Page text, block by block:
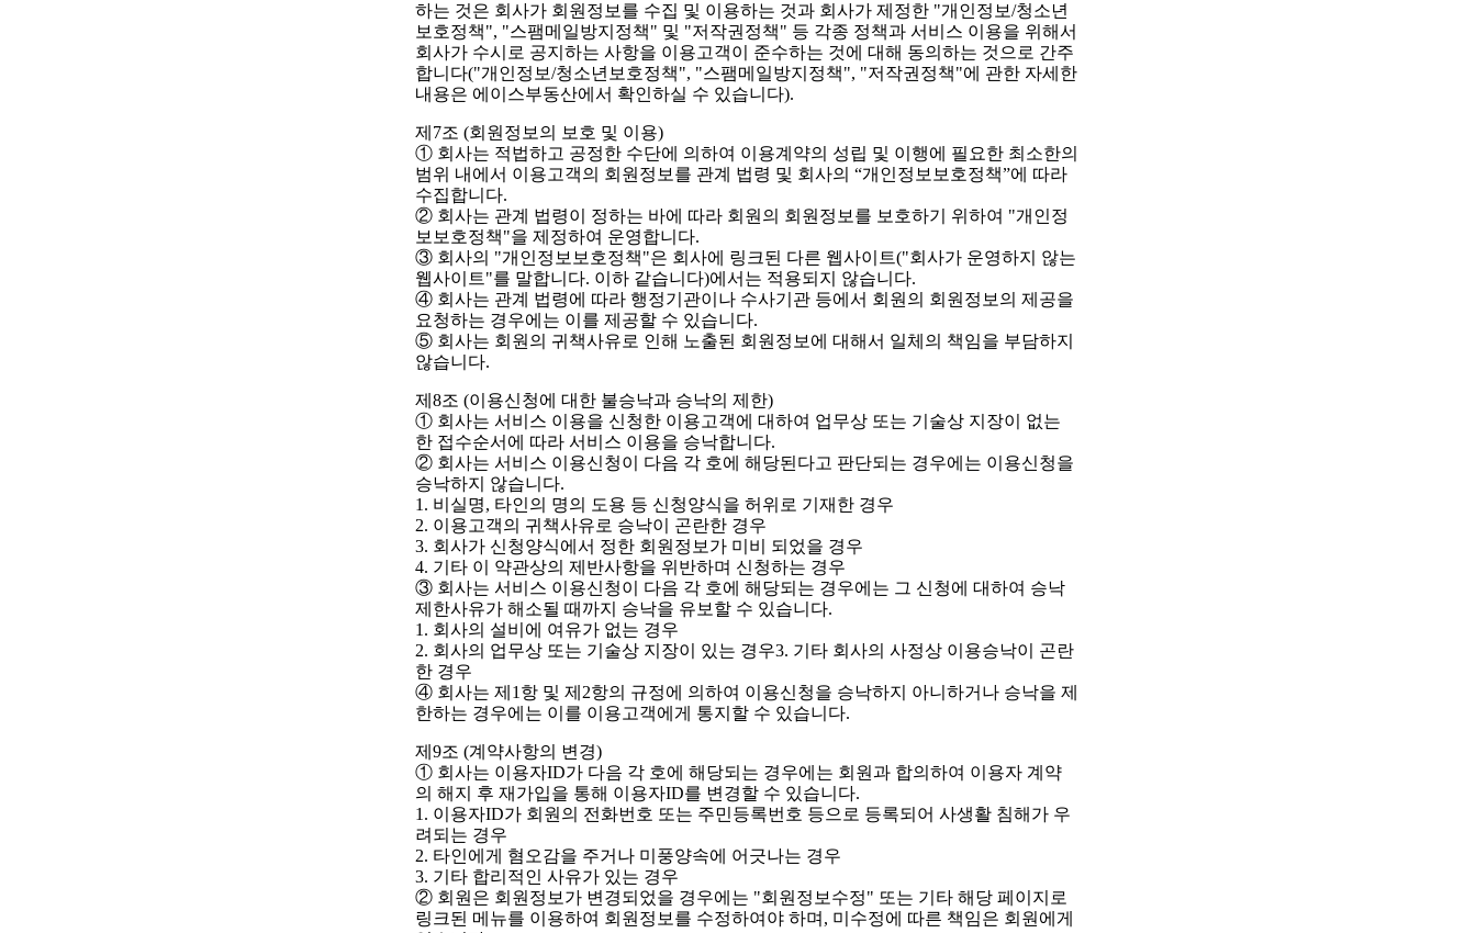
하는 것은 회사가 회원정보를 수집 및 이용하는 것과 회사가 제정한 "개인정보/청소년
보호정책", "스팸메일방지정책" 및 "저작권정책" 등 각종 정책과 서비스 이용을 위해서
회사가 수시로 공지하는 사항을 이용고객이 준수하는 것에 대해 동의하는 것으로 간주
합니다("개인정보/청소년보호정책", "스팸메일방지정책", "저작권정책"에 관한 자세한
내용은 에이스부동산에서 확인하실 수 있습니다).
제7조 (회원정보의 보호 및 이용)
① 회사는 적법하고 공정한 수단에 의하여 이용계약의 성립 및 이행에 필요한 최소한의
범위 내에서 이용고객의 회원정보를 관계 법령 및 회사의 “개인정보보호정책”에 따라
수집합니다.
② 회사는 관계 법령이 정하는 바에 따라 회원의 회원정보를 보호하기 위하여 "개인정
보보호정책"을 제정하여 운영합니다.
③ 회사의 "개인정보보호정책"은 회사에 링크된 다른 웹사이트("회사가 운영하지 않는
웹사이트"를 말합니다. 이하 같습니다)에서는 적용되지 않습니다.
④ 회사는 관계 법령에 따라 행정기관이나 수사기관 등에서 회원의 회원정보의 제공을
요청하는 경우에는 이를 제공할 수 있습니다.
⑤ 회사는 회원의 귀책사유로 인해 노출된 회원정보에 대해서 일체의 책임을 부담하지
않습니다.
제8조 (이용신청에 대한 불승낙과 승낙의 제한)
① 회사는 서비스 이용을 신청한 이용고객에 대하여 업무상 또는 기술상 지장이 없는
한 접수순서에 따라 서비스 이용을 승낙합니다.
② 회사는 서비스 이용신청이 다음 각 호에 해당된다고 판단되는 경우에는 이용신청을
승낙하지 않습니다.
1. 비실명, 타인의 명의 도용 등 신청양식을 허위로 기재한 경우
2. 이용고객의 귀책사유로 승낙이 곤란한 경우
3. 회사가 신청양식에서 정한 회원정보가 미비 되었을 경우
4. 기타 이 약관상의 제반사항을 위반하며 신청하는 경우
③ 회사는 서비스 이용신청이 다음 각 호에 해당되는 경우에는 그 신청에 대하여 승낙
제한사유가 해소될 때까지 승낙을 유보할 수 있습니다.
1. 회사의 설비에 여유가 없는 경우
2. 회사의 업무상 또는 기술상 지장이 있는 경우3. 기타 회사의 사정상 이용승낙이 곤란
한 경우
④ 회사는 제1항 및 제2항의 규정에 의하여 이용신청을 승낙하지 아니하거나 승낙을 제
한하는 경우에는 이를 이용고객에게 통지할 수 있습니다.
제9조 (계약사항의 변경)
① 회사는 이용자ID가 다음 각 호에 해당되는 경우에는 회원과 합의하여 이용자 계약
의 해지 후 재가입을 통해 이용자ID를 변경할 수 있습니다.
1. 이용자ID가 회원의 전화번호 또는 주민등록번호 등으로 등록되어 사생활 침해가 우
려되는 경우
2. 타인에게 혐오감을 주거나 미풍양속에 어긋나는 경우
3. 기타 합리적인 사유가 있는 경우
② 회원은 회원정보가 변경되었을 경우에는 "회원정보수정" 또는 기타 해당 페이지로
링크된 메뉴를 이용하여 회원정보를 수정하여야 하며, 미수정에 따른 책임은 회원에게